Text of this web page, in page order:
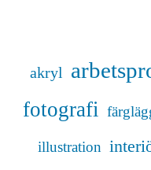
akryl
fotografi
illustration